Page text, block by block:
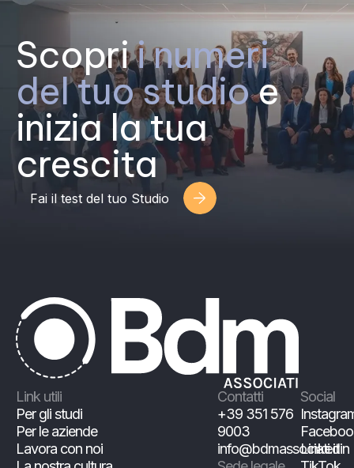
Scoprii numeri
del tuo studioe
inizia la tua
crescita
Fai il test del tuo Studio
Link utili
Per gli studi
Per le aziende
Lavora con noi
Contatti
+39 351 576
9003
info@bdmassociati.it
Social
Linkedin